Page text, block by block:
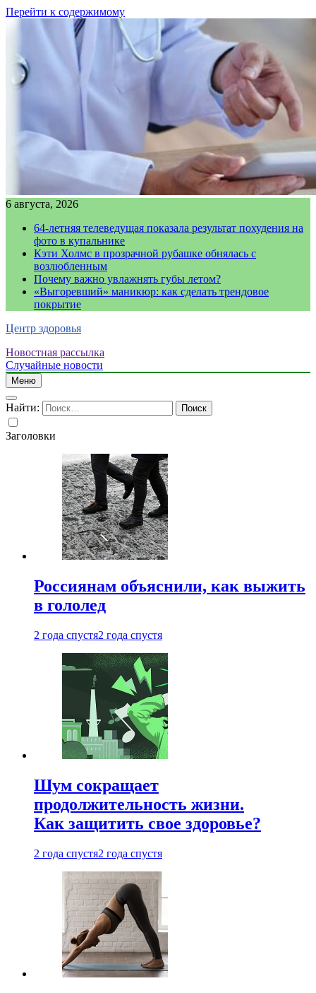
Перейти к содержимому
6 августа, 2026
64-летняя телеведущая показала результат похудения на
фото в купальнике
Кэти Холмс в прозрачной рубашке обнялась с
возлюбленным
Почему важно увлажнять губы летом?
«Выгоревший» маникюр: как сделать трендовое
покрытие
Центр здоровья
Новостная рассылка
Случайные новости
Меню
Найти:
Заголовки
Россиянам объяснили, как выжить
в гололед
2 года спустя2 года спустя
Шум сокращает
продолжительность жизни.
Как защитить свое здоровье?
2 года спустя2 года спустя